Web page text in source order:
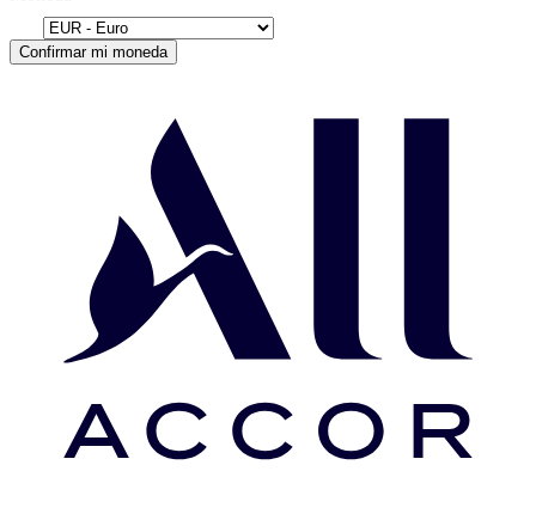
Confirmar mi moneda